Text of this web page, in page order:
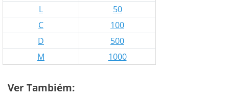
L
50
C
100
D
500
M
1000
Ver Tambiém: